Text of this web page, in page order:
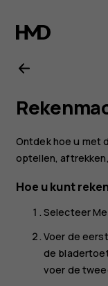
Nokia
3310
3G
Ontdek hoe u met
optellen,
Hoe u kunt
Selecteer
Voer de
de
voer de